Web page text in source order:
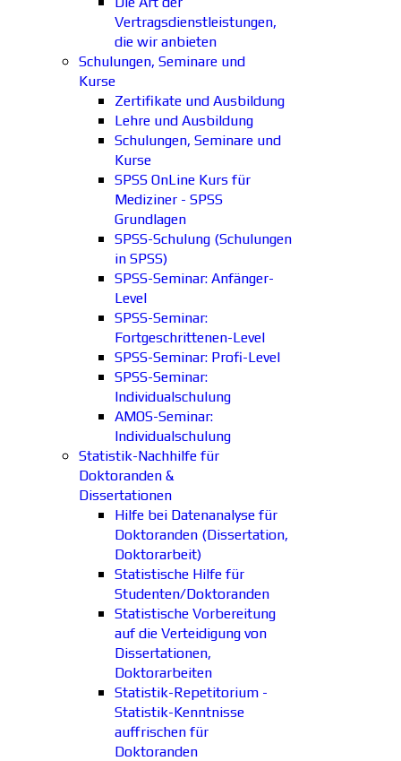
Vertragsdienstleistungen,
die wir anbieten
Schulungen, Seminare und
Kurse
Zertifikate und Ausbildung
Lehre und Ausbildung
Schulungen, Seminare und
Kurse
SPSS OnLine Kurs für
Mediziner - SPSS
Grundlagen
SPSS-Schulung (Schulungen
in SPSS)
SPSS-Seminar: Anfänger-
Level
SPSS-Seminar:
Fortgeschrittenen-Level
SPSS-Seminar: Profi-Level
SPSS-Seminar:
Individualschulung
AMOS-Seminar:
Individualschulung
Statistik-Nachhilfe für
Doktoranden &
Dissertationen
Hilfe bei Datenanalyse für
Doktoranden (Dissertation,
Doktorarbeit)
Statistische Hilfe für
Studenten/Doktoranden
Statistische Vorbereitung
auf die Verteidigung von
Dissertationen,
Doktorarbeiten
Statistik-Repetitorium -
Statistik-Kenntnisse
auffrischen für
Doktoranden